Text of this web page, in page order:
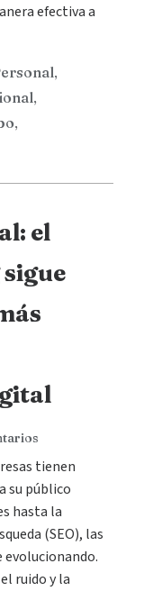
efectiva a
,
,
,
el
tienen
su público
hasta la
(SEO), las
evolucionando.
ruido y la